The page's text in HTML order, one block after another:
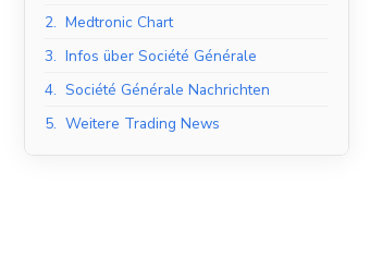
2. Medtronic Chart
3. Infos über Société Générale
4. Société Générale Nachrichten
5. Weitere Trading News